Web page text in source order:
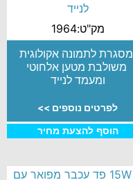
מק"ט:1964
מסגרת לתמונה אקולוגית
משולבת מטען אלחוטי
ומעמד לנייד
לפרטים נוספים >>
הוסף להצעת מחיר